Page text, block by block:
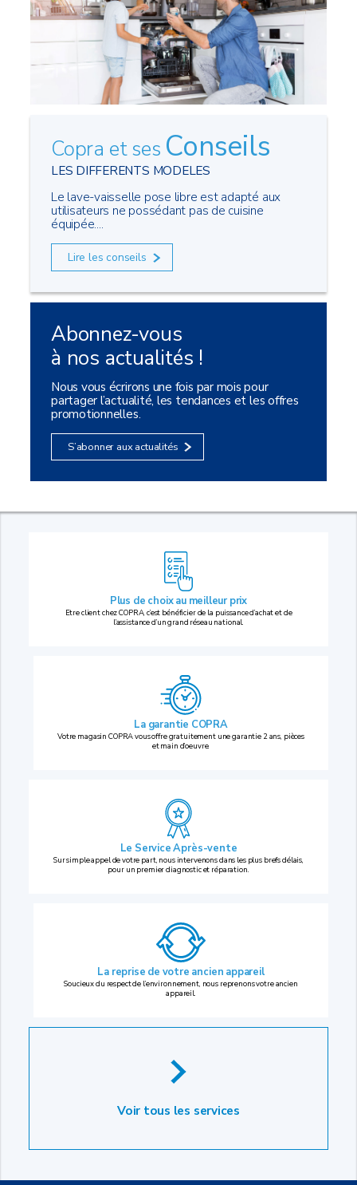
Copra et ses Conseils
LES DIFFERENTS MODELES
Le lave-vaisselle pose libre est adapté aux
utilisateurs ne possédant pas de cuisine
équipée....
Lire les conseils
Abonnez-vous
à nos actualités !
Nous vous écrirons une fois par mois pour
partager l’actualité, les tendances et les offres
promotionnelles.
S’abonner aux actualités
Plus de choix au meilleur prix
Etre client chez COPRA, c’est bénéficier de la puissance d’achat et de
l’assistance d’un grand réseau national.
La garantie COPRA
Votre magasin COPRA vous offre gratuitement une garantie 2 ans, pièces
et main d’oeuvre.
Le Service Après-vente
Sur simple appel de votre part, nous intervenons dans les plus brefs délais,
pour un premier diagnostic et réparation.
La reprise de votre ancien appareil
Soucieux du respect de l’environnement, nous reprenons votre ancien
appareil.
Voir tous les services